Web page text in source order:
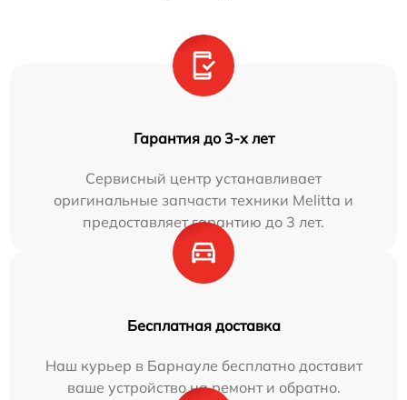
Гарантия до 3-х лет
Сервисный центр устанавливает
оригинальные запчасти техники Melitta и
предоставляет гарантию до 3 лет.
Бесплатная доставка
Наш курьер в Барнауле бесплатно доставит
ваше устройство на ремонт и обратно.